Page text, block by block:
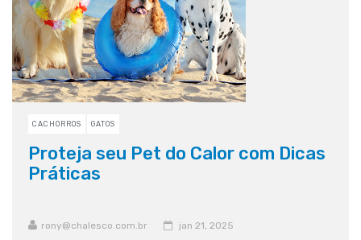
CACHORROS GATOS
Proteja seu Pet do Calor com Dicas
Práticas
rony@chalesco.com.br jan 21, 2025